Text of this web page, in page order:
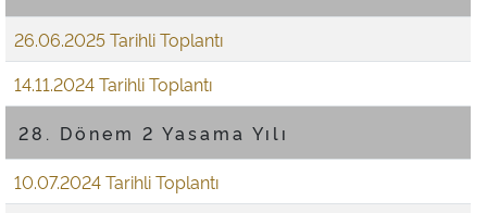
26.06.2025 Tarihli Toplantı
14.11.2024 Tarihli Toplantı
28. Dönem 2 Yasama Yılı
10.07.2024 Tarihli Toplantı